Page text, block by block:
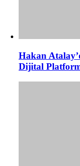
Hakan
Dijital